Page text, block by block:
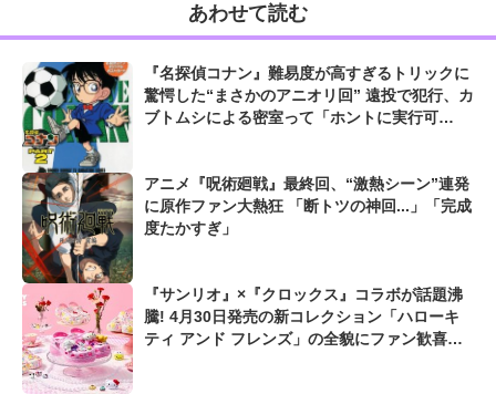
あわせて読む
『名探偵コナン』難易度が高すぎるトリックに
驚愕した“まさかのアニオリ回” 遠投で犯行、カ
ブトムシによる密室って「ホントに実行可
アニメ『呪術廻戦』最終回、“激熱シーン”連発
に原作ファン大熱狂 「断トツの神回...」「完成
度たかすぎ」
『サンリオ』×『クロックス』コラボが話題沸
騰! 4月30日発売の新コレクション「ハローキ
ティ アンド フレンズ」の全貌にファン歓喜